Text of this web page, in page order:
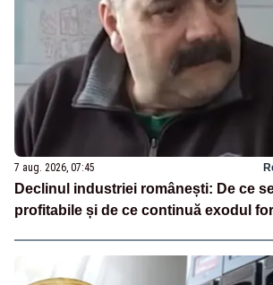
7 aug. 2026, 07:45
Declinul industriei românești: De ce
profitabile și de ce continuă exodul